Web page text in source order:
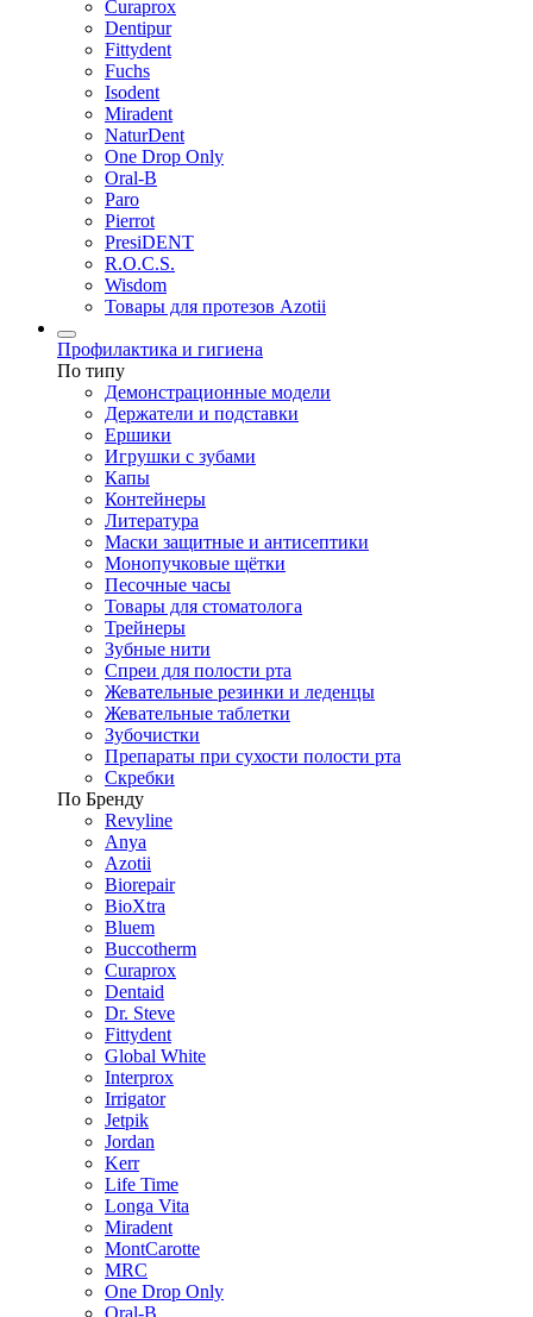
Curaprox
Dentipur
Fittydent
Fuchs
Isodent
Miradent
NaturDent
One Drop Only
Oral-B
Paro
Pierrot
PresiDENT
R.O.C.S.
Wisdom
Товары для протезов Azotii
Профилактика и гигиена
По типу
Демонстрационные модели
Держатели и подставки
Ершики
Игрушки с зубами
Капы
Контейнеры
Литература
Маски защитные и антисептики
Монопучковые щётки
Песочные часы
Товары для стоматолога
Трейнеры
Зубные нити
Спреи для полости рта
Жевательные резинки и леденцы
Жевательные таблетки
Зубочистки
Препараты при сухости полости рта
Скребки
По Бренду
Revyline
Anya
Azotii
Biorepair
BioXtra
Bluem
Buccotherm
Curaprox
Dentaid
Dr. Steve
Fittydent
Global White
Interprox
Irrigator
Jetpik
Jordan
Kerr
Life Time
Longa Vita
Miradent
MontCarotte
MRC
One Drop Only